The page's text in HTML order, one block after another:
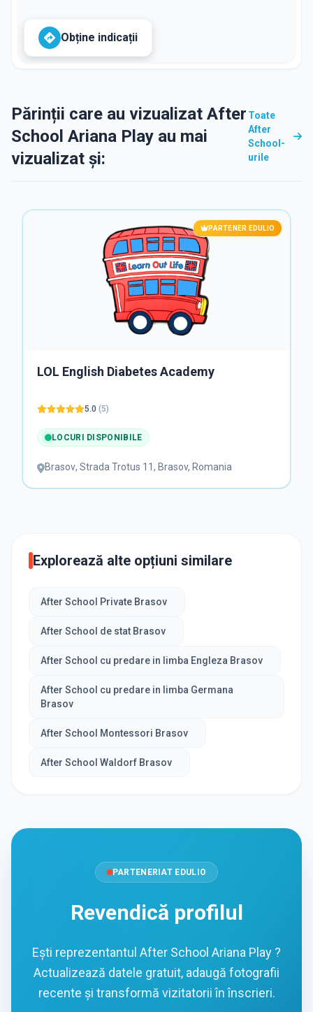
Obține indicații
Părinții care au vizualizat After
School Ariana Play au mai
vizualizat și:
Toate
After
School-
urile
PARTENER EDULIO
LOL English Diabetes Academy
5.0 (5)
LOCURI DISPONIBILE
Brasov, Strada Trotus 11, Brasov, Romania
Explorează alte opțiuni similare
After School Private Brasov
After School de stat Brasov
After School cu predare in limba Engleza Brasov
After School cu predare in limba Germana
Brasov
After School Montessori Brasov
After School Waldorf Brasov
PARTENERIAT EDULIO
Revendică profilul
Ești reprezentantul After School Ariana Play ?
Actualizează datele gratuit, adaugă fotografii
recente și transformă vizitatorii în înscrieri.